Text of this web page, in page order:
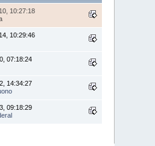
10:27:18
10:29:46
07:18:24
14:34:27
09:18:29